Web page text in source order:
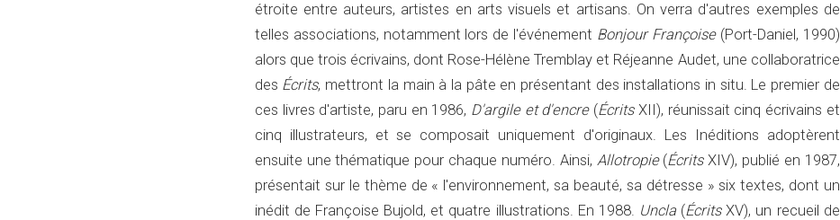
étroite entre auteurs, artistes en arts visuels et artisans. On verra d'autres exemples de
telles associations, notamment lors de l'événement Bonjour Françoise(Port-Daniel, 1990)
alors que trois écrivains, dont Rose-Hélène Tremblay et Réjeanne Audet, une collaboratrice
des Écrits, mettront la main à la pâte en présentant des installations in situ. Le premier de
ces livres d'artiste, paru en 1986, D'argile et d'encre(ÉcritsXII), réunissait cinq écrivains et
cinq illustrateurs, et se composait uniquement d'originaux. Les Inéditions adoptèrent
ensuite une thématique pour chaque numéro. Ainsi, Allotropie(ÉcritsXIV), publié en 1987,
présentait sur le thème de « l'environnement, sa beauté, sa détresse » six textes, dont un
inédit de Françoise Bujold, et quatre illustrations. En 1988. Uncla (ÉcritsXV), un recueil de